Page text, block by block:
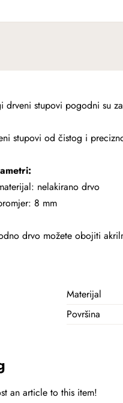
drveni stupovi pogodni su
stupovi od čistog i
nelakirano drvo
8 mm
drvo možete obojiti
Materijal
Površina
an article to this item!